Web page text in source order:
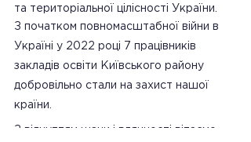
та територіальної цілісності України.
З початком повномасштабної війни в
Україні у 2022 році 7 працівників
закладів освіти Київського району
добровільно стали на захист нашої
країни.
З відчуттям шани і вдячності вітаємо